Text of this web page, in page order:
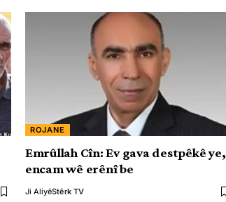
ROJANE
Emrûllah Cîn: Ev gava destpêkê ye,
encam wê erênî be
Ji AliyêStêrk TV